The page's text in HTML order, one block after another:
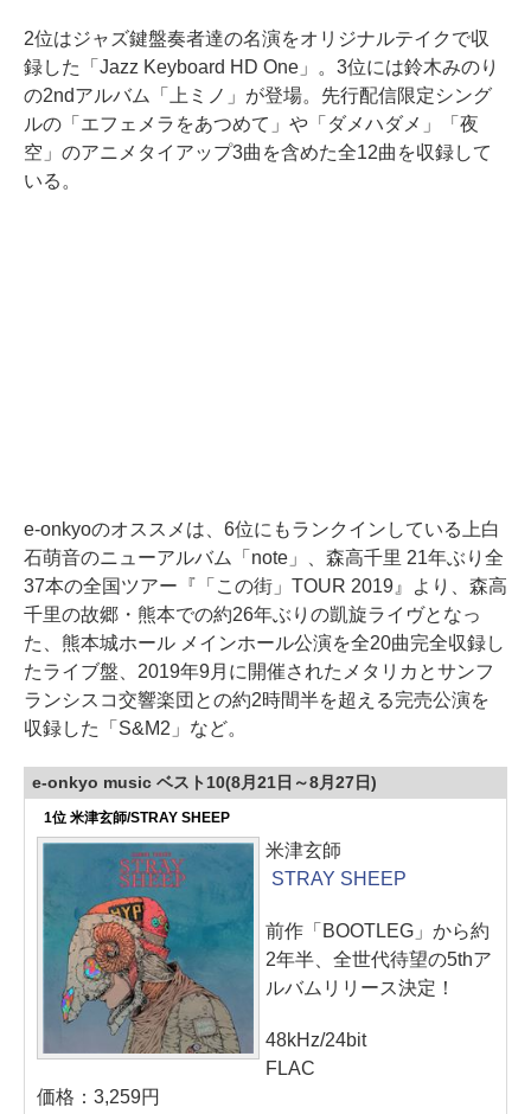
2位はジャズ鍵盤奏者達の名演をオリジナルテイクで収
録した「Jazz Keyboard HD One」。3位には鈴木みのり
の2ndアルバム「上ミノ」が登場。先行配信限定シング
ルの「エフェメラをあつめて」や「ダメハダメ」「夜
空」のアニメタイアップ3曲を含めた全12曲を収録して
いる。
e-onkyoのオススメは、6位にもランクインしている上白
石萌音のニューアルバム「note」、森高千里 21年ぶり全
37本の全国ツアー『「この街」TOUR 2019』より、森高
千里の故郷・熊本での約26年ぶりの凱旋ライヴとなっ
た、熊本城ホール メインホール公演を全20曲完全収録し
たライブ盤、2019年9月に開催されたメタリカとサンフ
ランシスコ交響楽団との約2時間半を超える完売公演を
収録した「S&M2」など。
e-onkyo music ベスト10(8月21日～8月27日)
1位 米津玄師/STRAY SHEEP
米津玄師
STRAY SHEEP
前作「BOOTLEG」から約
2年半、全世代待望の5thア
ルバムリリース決定！
48kHz/24bit
FLAC
価格：3,259円